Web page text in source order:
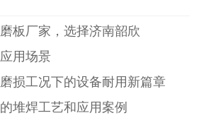
板厂家，选择济南韶欣
用场景
损工况下的设备耐用新篇章
堆焊工艺和应用案例